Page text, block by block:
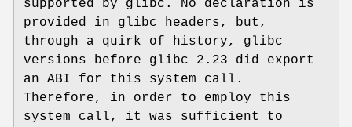
supported by glibc. No declaration is
provided in glibc headers, but,
through a quirk of history, glibc
versions before glibc 2.23 did export
an ABI for this system call.
Therefore, in order to employ this
system call, it was sufficient to